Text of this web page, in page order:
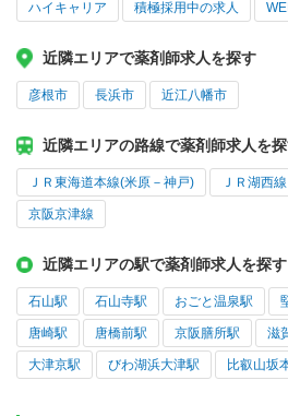
ハイキャリア 積極採用中の求人
近隣エリアで薬剤師求人を探す
彦根市 長浜市 近江八幡市
近隣エリアの路線で薬剤師求人を
ＪＲ東海道本線(米原－神戸) ＪＲ湖西線
京阪京津線
近隣エリアの駅で薬剤師求人を探す
石山駅 石山寺駅 おごと温泉駅
唐崎駅 唐橋前駅 京阪膳所駅 滋
大津京駅 びわ湖浜大津駅 比叡山坂